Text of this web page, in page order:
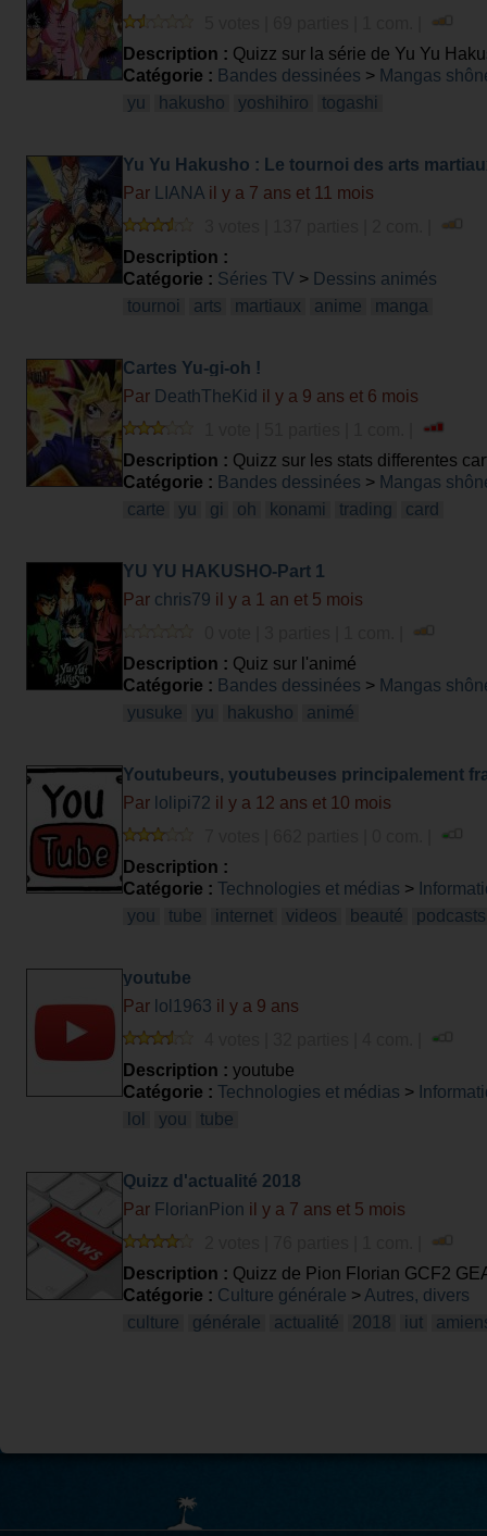
Description : Quizz sur la série de Yu Yu
Catégorie : Bandes dessinées > Mangas
yu
hakusho yoshihiro togashi
Yu Yu Hakusho : Le tournoi des arts
Par
LIANA il y a 7 ans et 11 mois
Description :
Catégorie : Séries TV > Dessins animés
tournoi
arts martiaux anime manga
Cartes Yu-gi-oh !
Par DeathTheKid il y a 9 ans et 6 mois
Description : Quizz sur les stats differentes
Catégorie : Bandes dessinées > Mangas
carte
yu gi oh konami trading card
YU YU HAKUSHO-Part 1
Par chris79 il y a 1 an et 5 mois
Description : Quiz sur l'animé
Catégorie : Bandes dessinées > Mangas
yusuke
yu hakusho animé
Youtubeurs, youtubeuses principalement
Par lolipi72 il y a 12 ans et 10 mois
Description :
Catégorie : Technologies et médias >
you
tube internet videos beauté podcasts
youtube
Par lol1963 il y a 9 ans
Description : youtube
Catégorie : Technologies et médias >
lol
you tube
Quizz d'actualité 2018
Par FlorianPion il y a 7 ans et 5 mois
Description : Quizz de Pion Florian GCF2
Catégorie : Culture générale > Autres, divers
culture
générale actualité 2018 iut